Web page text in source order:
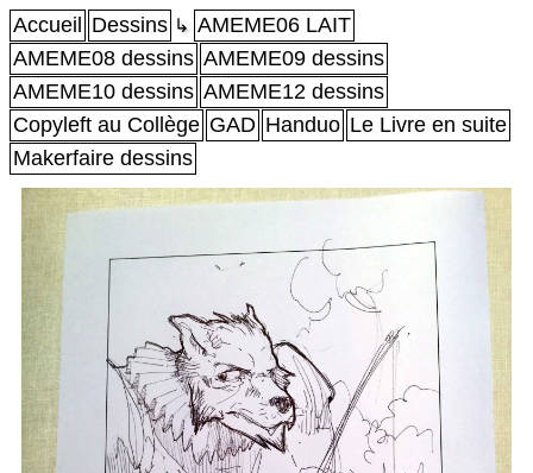
Accueil Dessins ↳ AMEME06 LAIT
AMEME08 dessins AMEME09 dessins
AMEME10 dessins AMEME12 dessins
Copyleft au Collège GAD Handuo Le Livre en suite
Makerfaire dessins